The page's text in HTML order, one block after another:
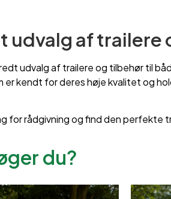
udvalg af
udvalg af trailere og tilbehør til
er kendt for deres høje kvalitet og
for rådgivning og find den perfekte
du?